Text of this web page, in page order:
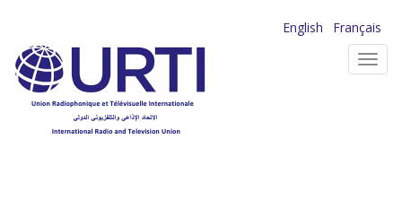
contenu
principal
English
Français